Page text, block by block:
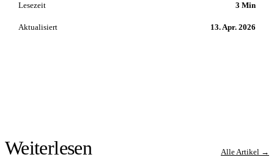
Lesezeit 3 Min
Aktualisiert 13. Apr. 2026
Weiterlesen Alle Artikel →